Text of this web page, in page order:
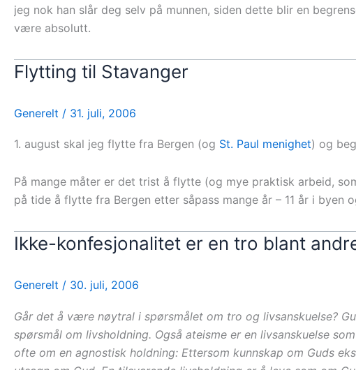
jeg nok han slår deg selv på munnen, siden dette blir en
være absolutt.
Flytting til Stavanger
Generelt / 31. juli, 2006
1. august skal jeg flytte fra Bergen (og St. Paul menighet) og
På mange måter er det trist å flytte (og mye praktisk arbeid,
på tide å flytte fra Bergen etter såpass mange år – 11 år i byen
Ikke-konfesjonalitet er en tro blant
Generelt / 30. juli, 2006
Går det å være nøytral i spørsmålet om tro og livsanskuelse?
spørsmål om livsholdning. Også ateisme er en livsanskuelse
ofte om en agnostisk holdning: Ettersom kunnskap om Guds